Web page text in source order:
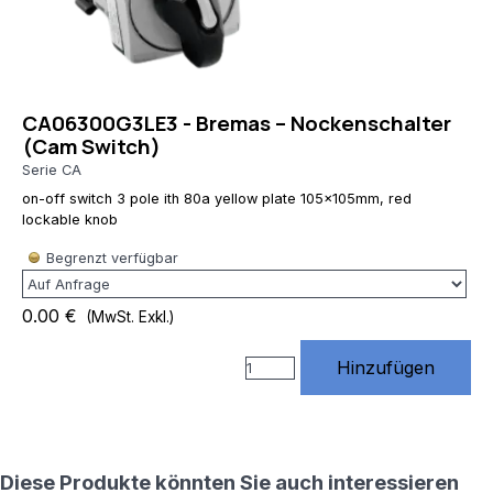
RewriteRule
^(.*)$
https://www.rossmann-
index.php
entfernen
RewriteCond
%
{THE_REQUEST}
RewriteRule
^index\.php$
https://www.rossmann-
onlineshop.de/
Regeln
CA06300G3LE3 - Bremas – Nockenschalter
(Cam Switch)
Serie CA
on-off switch 3 pole ith 80a yellow plate 105x105mm, red
lockable knob
Begrenzt verfügbar
0.00 € (MwSt. Exkl.)
Hinzufügen
Diese Produkte könnten Sie auch interessieren